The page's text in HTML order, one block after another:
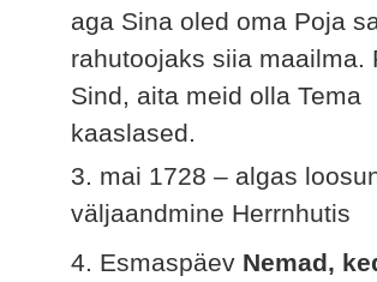
aga Sina oled oma Poja
rahutoojaks siia maailma.
Sind, aita meid olla Tema
kaaslased.
3. mai 1728 – algas
väljaandmine Herrnhutis
4. Esmaspäev Nemad,